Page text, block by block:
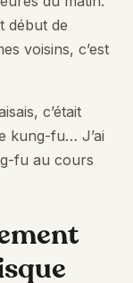
début de
voisins, c’est
c’était
kung-fu… J’ai
fu au cours